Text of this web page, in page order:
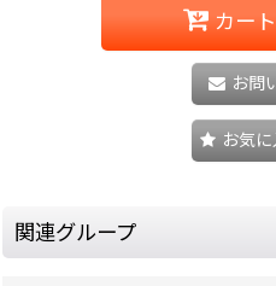
カー
お問
お気
関連グループ